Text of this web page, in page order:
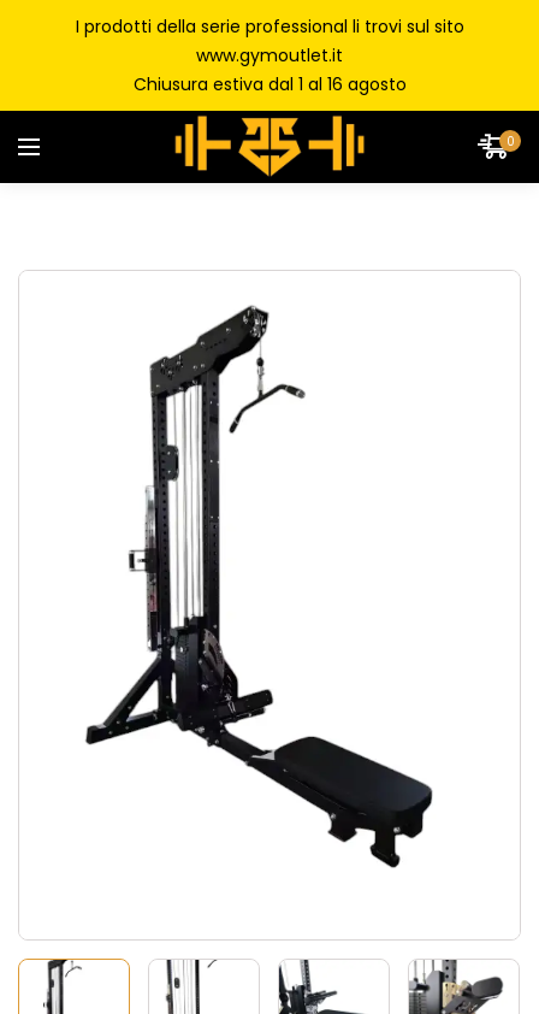
I prodotti della serie professional li trovi sul sito
www.gymoutlet.it
Chiusura estiva dal 1 al 16 agosto
0